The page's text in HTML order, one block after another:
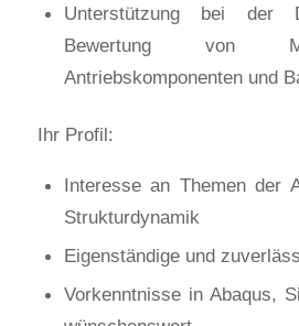
Unterstützung bei der
Bewertung von
Antriebskomponenten und
Ihr Profil:
Interesse an Themen der
Strukturdynamik
Eigenständige und
Vorkenntnisse in Abaqus,